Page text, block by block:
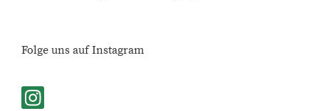
Folge uns auf Instagram